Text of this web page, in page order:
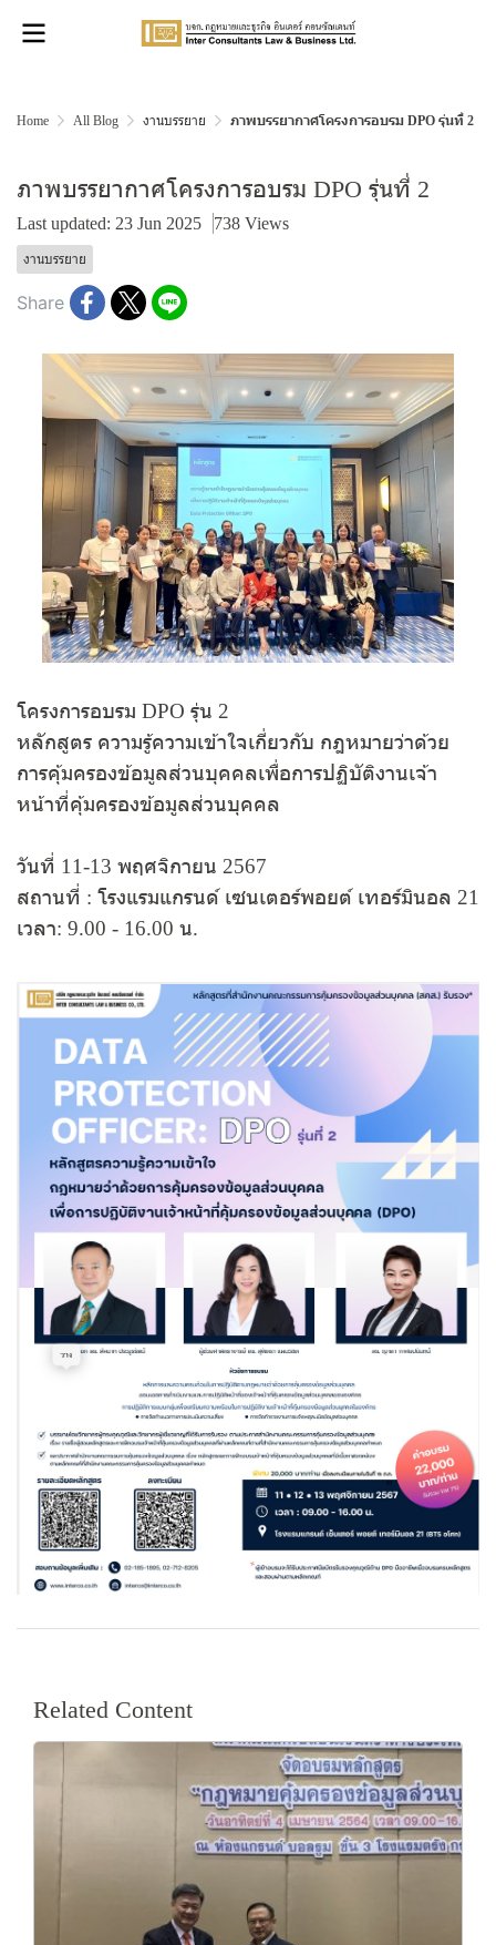
Home All Blog งานบรรยาย ภาพบรรยากาศโครงการอบรม DPO รุ่นที่ 2
ภาพบรรยากาศโครงการอบรม DPO รุ่นที่ 2
Last updated: 23 Jun 2025 738 Views
งานบรรยาย
Share
โครงการอบรม DPO รุ่น 2
หลักสูตร ความรู้ความเข้าใจเกี่ยวกับ กฎหมายว่าด้วย
การคุ้มครองข้อมูลส่วนบุคคลเพื่อการปฏิบัติงานเจ้า
หน้าที่คุ้มครองข้อมูลส่วนบุคคล
วันที่ 11-13 พฤศจิกายน 2567
สถานที่ : โรงแรมแกรนด์ เซนเตอร์พอยต์ เทอร์มินอล 21
เวลา: 9.00 - 16.00 น.
Related Content